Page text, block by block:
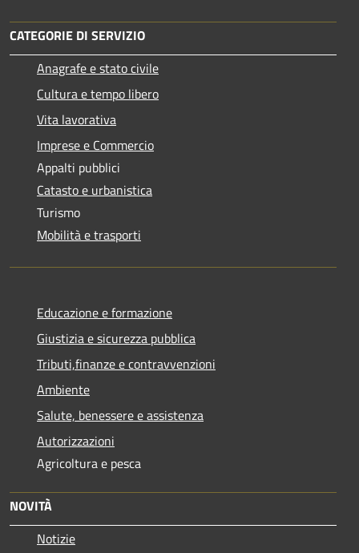
CATEGORIE DI SERVIZIO
Anagrafe e stato civile
Cultura e tempo libero
Vita lavorativa
Imprese e Commercio
Appalti pubblici
Catasto e urbanistica
Turismo
Mobilità e trasporti
Educazione e formazione
Giustizia e sicurezza pubblica
Tributi,finanze e contravvenzioni
Ambiente
Salute, benessere e assistenza
Autorizzazioni
Agricoltura e pesca
NOVITÀ
Notizie